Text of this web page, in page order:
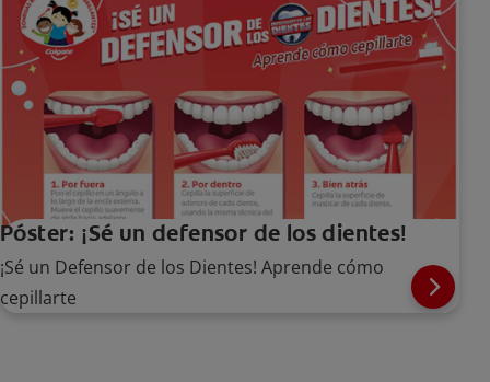
Póster: ¡Sé un defensor de los dientes!
¡Sé un Defensor de los Dientes! Aprende cómo
cepillarte